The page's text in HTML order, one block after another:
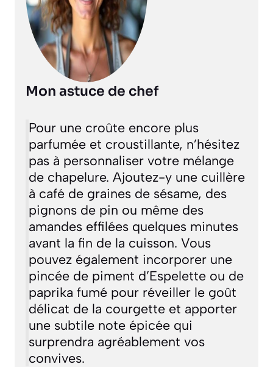
Mon astuce de chef
Pour une croûte encore plus
parfumée et croustillante, n’hésitez
pas à personnaliser votre mélange
de chapelure. Ajoutez-y une cuillère
à café de graines de sésame, des
pignons de pin ou même des
amandes effilées quelques minutes
avant la fin de la cuisson. Vous
pouvez également incorporer une
pincée de piment d’Espelette ou de
paprika fumé pour réveiller le goût
délicat de la courgette et apporter
une subtile note épicée qui
surprendra agréablement vos
convives.